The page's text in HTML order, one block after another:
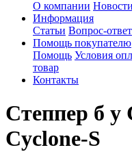
О компании Новости
Информация
Статьи Вопрос-ответ
Помощь покупателю
Помощь Условия
товар
Контакты
Степпер б у
Cyclone-S